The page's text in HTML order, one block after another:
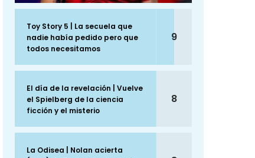
Toy Story 5 | La secuela que
nadie había pedido pero que
todos necesitamos
9
El día de la revelación | Vuelve
el Spielberg de la ciencia
ficción y el misterio
8
La Odisea | Nolan acierta